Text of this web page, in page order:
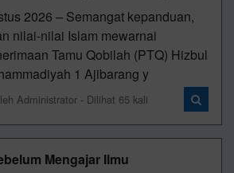
2026 – Semangat kepanduan,
nilai-nilai Islam mewarnai
Tamu Qobilah (PTQ) Hizbul
1 Ajibarang y
Administrator - Dilihat 65 kali
Mengajar Ilmu